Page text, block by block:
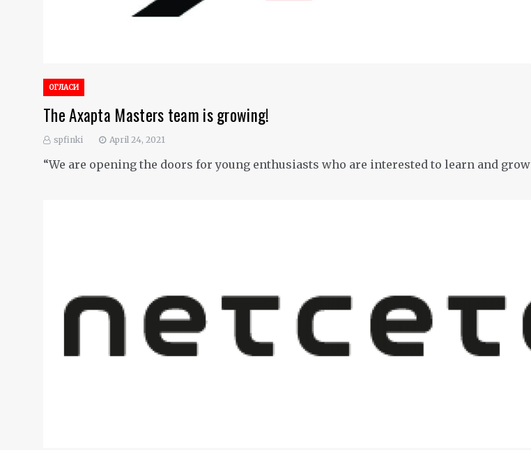
ОГЛАСИ
The Axapta Masters team is growing!
spfinki April 24, 2021
“We are opening the doors for young enthusiasts who are interested to learn and grow